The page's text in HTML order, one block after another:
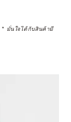
* มั่นใจได้กับสินค้ามี